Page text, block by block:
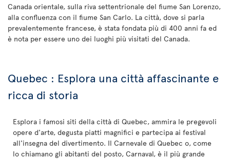
Canada orientale, sulla riva settentrionale del fiume San Lorenzo,
alla confluenza con il fiume San Carlo. La città, dove si parla
prevalentemente francese, è stata fondata più di 400 anni fa ed
è nota per essere uno dei luoghi più visitati del Canada.
Quebec : Esplora una città affascinante e
ricca di storia
Esplora i famosi siti della città di Quebec, ammira le pregevoli
opere d'arte, degusta piatti magnifici e partecipa ai festival
all'insegna del divertimento. Il Carnevale di Quebec o, come
lo chiamano gli abitanti del posto, Carnaval, è il più grande